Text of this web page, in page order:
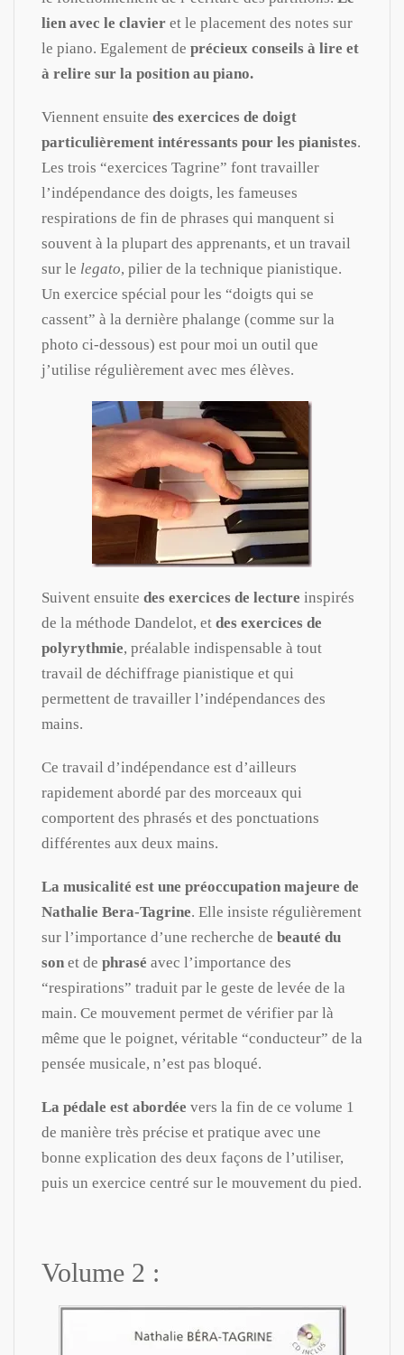
lien avec le clavier et le placement des notes sur
le piano. Egalement de précieux conseils à lire et
à relire sur la position au piano.
Viennent ensuite des exercices de doigt
particulièrement intéressants pour les pianistes.
Les trois “exercices Tagrine” font travailler
l’indépendance des doigts, les fameuses
respirations de fin de phrases qui manquent si
souvent à la plupart des apprenants, et un travail
sur le legato, pilier de la technique pianistique.
Un exercice spécial pour les “doigts qui se
cassent” à la dernière phalange (comme sur la
photo ci-dessous) est pour moi un outil que
j’utilise régulièrement avec mes élèves.
Suivent ensuite des exercices de lecture inspirés
de la méthode Dandelot, et des exercices de
polyrythmie, préalable indispensable à tout
travail de déchiffrage pianistique et qui
permettent de travailler l’indépendances des
mains.
Ce travail d’indépendance est d’ailleurs
rapidement abordé par des morceaux qui
comportent des phrasés et des ponctuations
différentes aux deux mains.
La musicalité est une préoccupation majeure de
Nathalie Bera-Tagrine. Elle insiste régulièrement
sur l’importance d’une recherche de beauté du
son et de phrasé avec l’importance des
“respirations” traduit par le geste de levée de la
main. Ce mouvement permet de vérifier par là
même que le poignet, véritable “conducteur” de la
pensée musicale, n’est pas bloqué.
La pédale est abordée vers la fin de ce volume 1
de manière très précise et pratique avec une
bonne explication des deux façons de l’utiliser,
puis un exercice centré sur le mouvement du pied.
Volume 2 :